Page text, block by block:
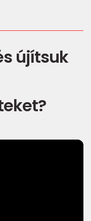
újítsuk